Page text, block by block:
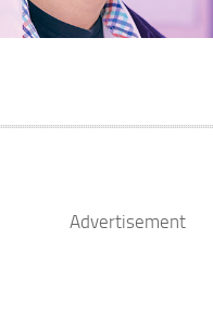
Advertisement